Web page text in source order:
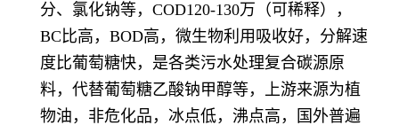
分、氯化钠等，COD120-130万（可稀释），
BC比高，BOD高，微生物利用吸收好，分解速
度比葡萄糖快，是各类污水处理复合碳源原
料，代替葡萄糖乙酸钠甲醇等，上游来源为植
物油，非危化品，冰点低，沸点高，国外普遍